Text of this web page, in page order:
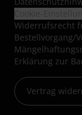
Widerrufsrecht
Bestellvorgang/
Erklärung zur
Vertrag